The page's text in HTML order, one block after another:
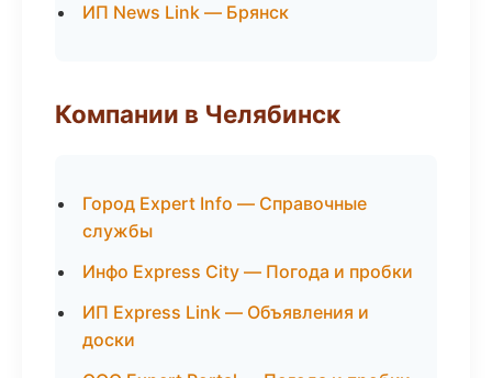
ИП News Link — Брянск
Компании в Челябинск
Город Expert Info — Справочные
службы
Инфо Express City — Погода и пробки
ИП Express Link — Объявления и
доски